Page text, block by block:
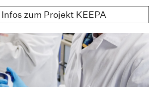
zum Projekt KEEPA